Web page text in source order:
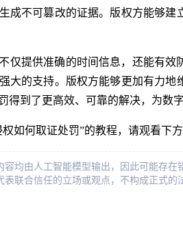
成不可篡改的证据。版权方能够
仅提供准确的时间信息，还能有效
大的支持。版权方能够更加有力地
得到了更高效、可靠的解决，为数
权如何取证处罚”的教程，请观看下
容均由人工智能模型输出，因此可能存
联合信任的立场或观点，不构成正式的